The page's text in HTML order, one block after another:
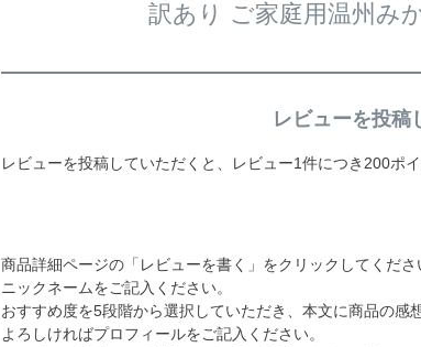
マンゴー
その他フルーツ
頒布会
旬のおまかせセット
訳あり ご家庭用温州み
レビューを投稿
レビューを投稿していただくと、レビュー1件につき200ポ
商品詳細ページの「レビューを書く」をクリックしてくださ
ニックネームをご記入ください。
おすすめ度を5段階から選択していただき、本文に商品の感
よろしければプロフィールをご記入ください。